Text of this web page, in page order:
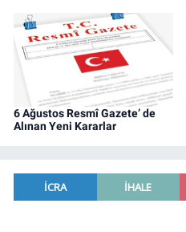
6 Ağustos Resmî Gazete’ de
Alınan Yeni Kararlar